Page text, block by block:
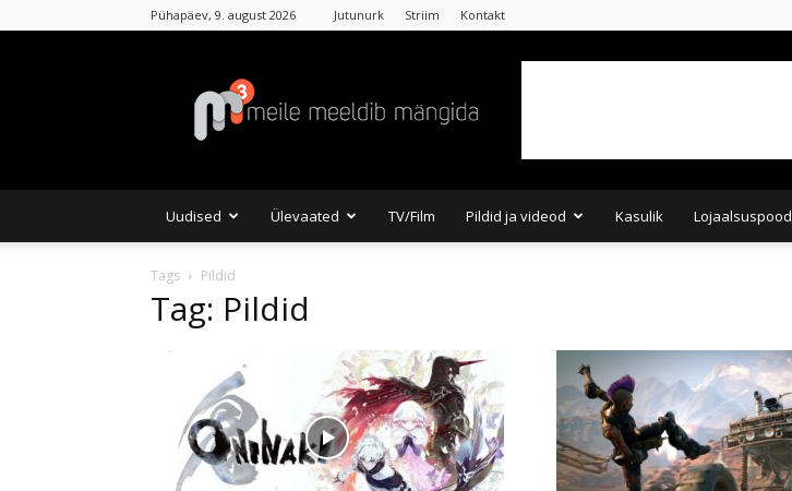
Pühapäev, 9. august 2026 Jutunurk Striim Kontakt
Uudised Ülevaated TV/Film Pildid ja videod Kasulik Lojaalsuspood
Tags Pildid
Tag: Pildid